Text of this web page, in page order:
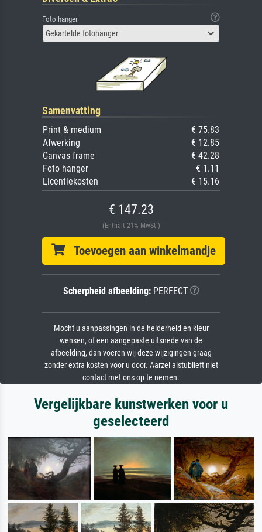
Foto hanger
Gekartelde fotohanger
Samenvatting
Print & medium
€ 75.83
Afwerking
€ 12.85
Canvas frame
€ 42.28
Foto hanger
€ 1.11
Licentiekosten
€ 15.16
€ 147.23
(Enthält 21% MwSt.)
Toevoegen aan winkelmandje
Scherpheid afbeelding:PERFECT
Mocht u aanpassingen in de helderheid en kleur
wensen, of een aangepaste uitsnede van de
afbeelding, dan voeren wij deze wijzigingen graag
zonder extra kosten voor u door. Aarzel alstublieft niet
contact met ons op te nemen.
Vergelijkbare kunstwerken voor u
geselecteerd